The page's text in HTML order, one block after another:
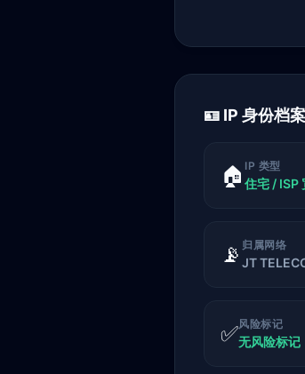
🪪 IP 身份档案
🏠 IP 类型
住宅 / ISP
📡 归属网络
JT
✅风险标记
无风险标记